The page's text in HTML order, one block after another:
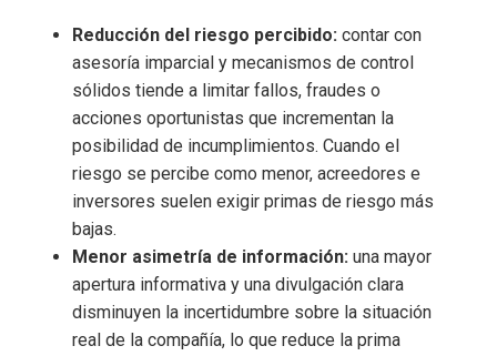
Reducción del riesgo percibido: contar con
asesoría imparcial y mecanismos de control
sólidos tiende a limitar fallos, fraudes o
acciones oportunistas que incrementan la
posibilidad de incumplimientos. Cuando el
riesgo se percibe como menor, acreedores e
inversores suelen exigir primas de riesgo más
bajas.
Menor asimetría de información: una mayor
apertura informativa y una divulgación clara
disminuyen la incertidumbre sobre la situación
real de la compañía, lo que reduce la prima